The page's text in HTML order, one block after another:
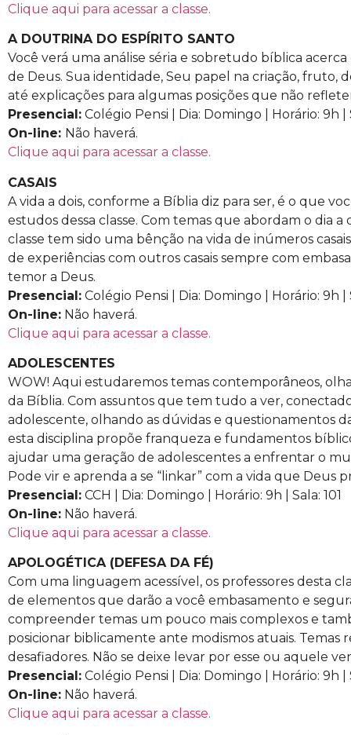
Clique aqui para acessar a classe.
A DOUTRINA DO ESPÍRITO SANTO
Você verá uma análise séria e sobretudo bíblica
de Deus. Sua identidade, Seu papel na criação, fruto,
até explicações para algumas posições que não
Presencial: Colégio Pensi | Dia: Domingo | Horário: 9h |
On-line: Não haverá.
Clique aqui para acessar a classe.
CASAIS
A vida a dois, conforme a Bíblia diz para ser, é o que
estudos dessa classe. Com temas que abordam o dia a
classe tem sido uma bênção na vida de inúmeros
de experiências com outros casais sempre com
temor a Deus.
Presencial: Colégio Pensi | Dia: Domingo | Horário: 9h |
On-line: Não haverá.
Clique aqui para acessar a classe.
ADOLESCENTES
WOW! Aqui estudaremos temas contemporâneos,
da Bíblia. Com assuntos que tem tudo a ver,
adolescente, olhando as dúvidas e questionamentos
esta disciplina propõe franqueza e fundamentos
ajudar uma geração de adolescentes a enfrentar o
Pode vir e aprenda a se “linkar” com a vida que Deus
Presencial: CCH | Dia: Domingo | Horário: 9h | Sala: 101
On-line: Não haverá.
Clique aqui para acessar a classe.
APOLOGÉTICA (DEFESA DA FÉ)
Com uma linguagem acessível, os professores desta
de elementos que darão a você embasamento e
compreender temas um pouco mais complexos e
posicionar biblicamente ante modismos atuais. Temas
desafiadores. Não se deixe levar por esse ou aquele
Presencial: Colégio Pensi | Dia: Domingo | Horário: 9h |
On-line: Não haverá.
Clique aqui para acessar a classe.